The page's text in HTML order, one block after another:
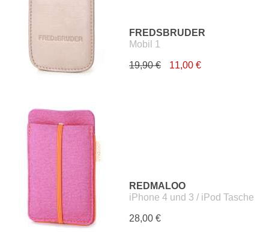
FREDSBRUDER
Mobil 1
19,90 € 11,00 €
REDMALOO
iPhone 4 und 3 / iPod Tasche
28,00 €